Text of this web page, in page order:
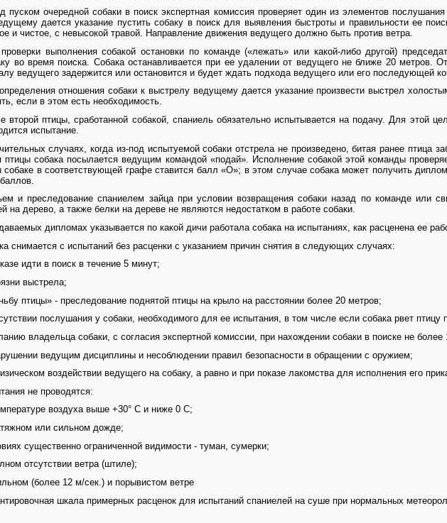
пуском очередной собаки в поиск экспертная комиссия проверяет один из элементов
дается указание пустить собаку в поиск для выявления быстроты и правильности ее
и чистое, с невысокой травой. Направление движения ведущего должно быть против ветра.
выполнения собакой остановки по команде («лежать» или какой-либо другой)
во время поиска. Собака останавливается при ее удалении от ведущего не ближе 20 метров.
ведущего задержится или остановится и будет ждать подхода ведущего или его последующей
отношения собаки к выстрелу ведущему дается указание произвести выстрел
если в этом есть необходимость.
второй птицы, сработанной собакой, спаниель обязательно испытывается на подачу. Для этой
испытание.
случаях, когда из-под испытуемой собаки отстрела не произведено, битая ранее птица
птицы собака посылается ведущим командой «подай». Исполнение собакой этой команды
в соответствующей графе ставится балл «О»; в этом случае собака может получить
и преследование спаниелем зайца при условии возвращения собаки назад по команде или
на дерево, а также белки на дереве не являются недостатком в работе собаки.
дипломах указывается по какой дичи работала собака на испытаниях, как расценена ее
снимается с испытаний без расценки с указанием причин снятия в следующих случаях:
идти в поиск в течение 5 минут;
выстрела;
птицы» - преследование поднятой птицы на крыло на расстоянии более 20 метров;
послушания у собаки, необходимого для ее испытания, в том числе если собака рвет птицу
владельца собаки, с согласия экспертной комиссии, при нахождении собаки в поиске не более
ведущим дисциплины и несоблюдении правил безопасности в обращении с оружием;
воздействии ведущего на собаку, а равно и при показе лакомства для исполнения его
не проводятся:
воздуха выше +30° С и ниже 0 С;
или сильном дожде;
существенно ограниченной видимости - туман, сумерки;
отсутствии ветра (штиле);
(более 12 м/сек.) и порывистом ветре
шкала примерных расценок для испытаний спаниелей на суше при нормальных